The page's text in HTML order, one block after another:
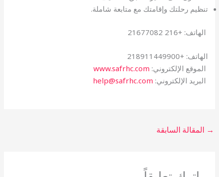
تنظيم رحلتك وإقامتك مع متابعة شاملة.
الهاتف: +216 21677082
الهاتف: +218911449900
الموقع الإلكتروني: www.safrhc.com
البريد الإلكتروني: help@safrhc.com
→ المقالة السابقة